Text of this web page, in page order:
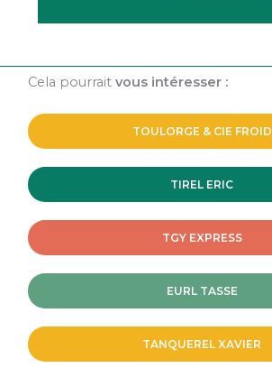
Cela pourraitvous intéresser :
TOULORGE & CIE FROID
TIREL ERIC
TGY EXPRESS
EURL TASSE
TANQUEREL XAVIER